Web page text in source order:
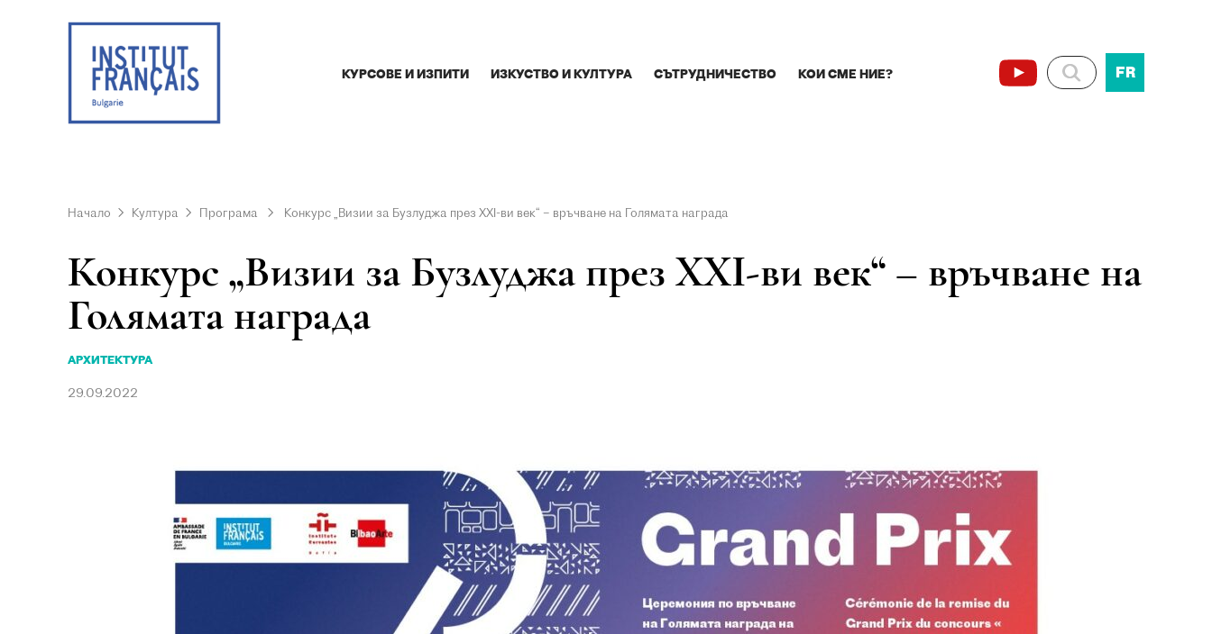
КУРСОВЕ И ИЗПИТИ ИЗКУСТВО И КУЛТУРА СЪТРУДНИЧЕСТВО КОИ СМЕ НИЕ? FR
Начало Култура Програма Конкурс „Визии за Бузлуджа през XXI-ви век“ – връчване на Голямата награда
Конкурс „Визии за Бузлуджа през XXI-ви век“ – връчване на
Голямата награда
АРХИТЕКТУРА
29.09.2022